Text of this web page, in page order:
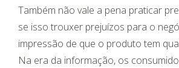
Também não vale a pena praticar
se isso trouxer prejuízos para o
impressão de que o produto tem
Na era da informação, os